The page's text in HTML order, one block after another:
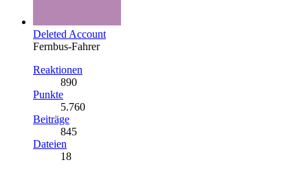
Deleted Account
Fernbus-Fahrer
Reaktionen
890
Punkte
5.760
Beiträge
845
Dateien
18